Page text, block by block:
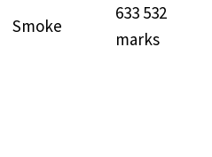
Smoke
633 532
marks